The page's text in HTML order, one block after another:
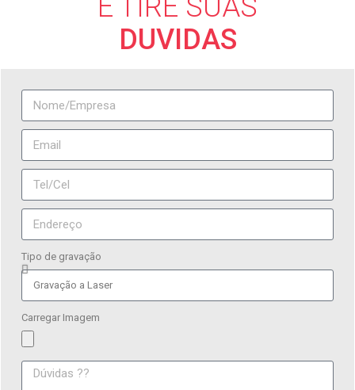
E TIRE SUAS
DUVIDAS
Tipo de gravação
Carregar Imagem